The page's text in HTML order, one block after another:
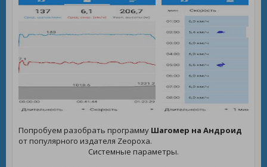
Попробуем разобрать программу Шагомер на Андроид
от популярного издателя Zeopoxa.
Системные параметры.